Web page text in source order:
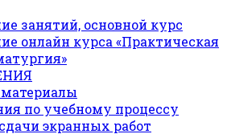
занятий, основной курс
онлайн курса «Практическая
по учебному процессу
экранных работ